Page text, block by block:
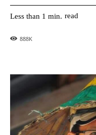
Less than 1 min. read
888K